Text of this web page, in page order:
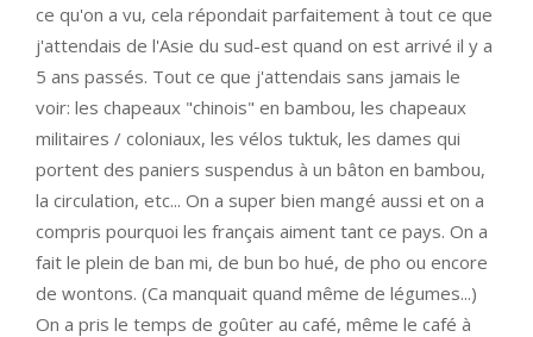
ce qu'on a vu, cela répondait parfaitement à tout ce que
j'attendais de l'Asie du sud-est quand on est arrivé il y a
5 ans passés. Tout ce que j'attendais sans jamais le
voir: les chapeaux "chinois" en bambou, les chapeaux
militaires / coloniaux, les vélos tuktuk, les dames qui
portent des paniers suspendus à un bâton en bambou,
la circulation, etc... On a super bien mangé aussi et on a
compris pourquoi les français aiment tant ce pays. On a
fait le plein de ban mi, de bun bo hué, de pho ou encore
de wontons. (Ca manquait quand même de légumes...)
On a pris le temps de goûter au café, même le café à